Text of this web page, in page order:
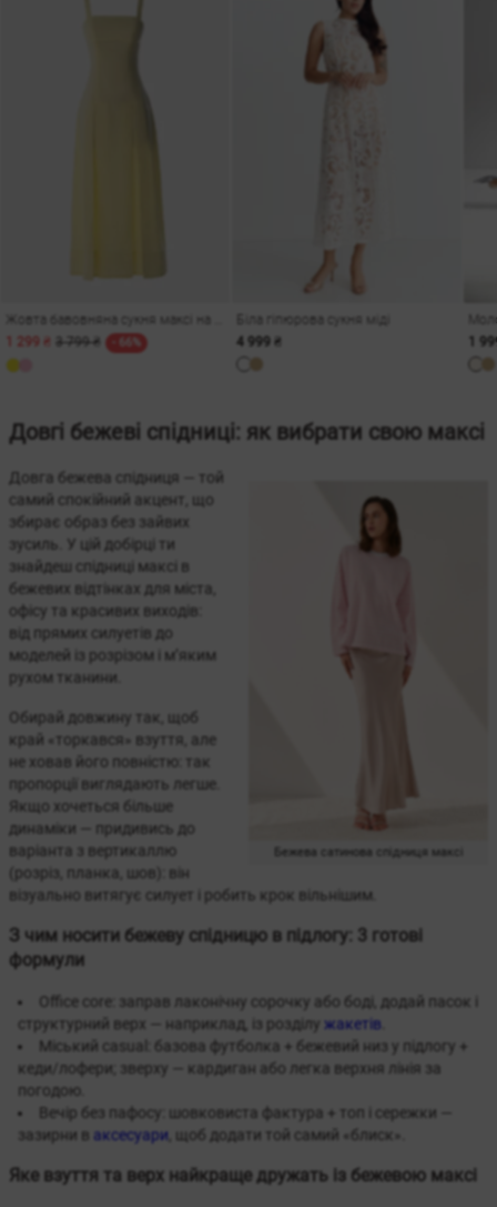
3 799 ₴ - 66%
Біла гіпюрова сукня міді
4 999 ₴
1
Довгі бежеві спідниці: як вибрати свою максі
Бежева сатинова спідниця максі
Довга бежева спідниця — той
самий спокійний акцент, що
збирає образ без зайвих
зусиль. У цій добірці ти
знайдеш спідниці максі в
бежевих відтінках для міста,
офісу та красивих виходів:
від прямих силуетів до
моделей із розрізом і м’яким
рухом тканини.
Обирай довжину так, щоб
край «торкався» взуття, але
не ховав його повністю: так
пропорції виглядають легше.
Якщо хочеться більше
динаміки — придивись до
варіанта з вертикаллю
(розріз, планка, шов): він
візуально витягує силует і робить крок вільнішим.
З чим носити бежеву спідницю в підлогу: 3 готові
формули
Office core: заправ лаконічну сорочку або боді, додай пасок і
структурний верх — наприклад, із розділу жакетів
Міський casual: базова футболка + бежевий низ у підлогу +
кеди/лофери; зверху — кардиган або легка верхня лінія за
погодою.
Вечір без пафосу: шовковиста фактура + топ і сережки —
зазирни в аксесуари , щоб додати той самий «блиск».
Яке взуття та верх найкраще дружать із бежевою максі